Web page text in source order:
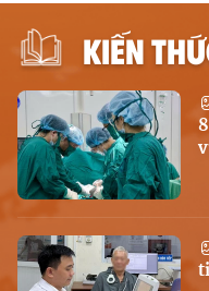
KIẾN